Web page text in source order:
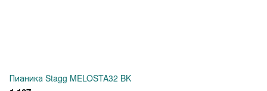
Пианика Stagg MELOSTA32 BK